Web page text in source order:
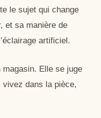
le sujet qui change
et sa manière de
artificiel.
magasin. Elle se juge
vivez dans la pièce,